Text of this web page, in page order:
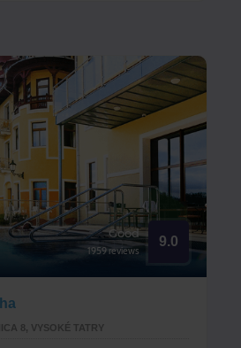
Good
1959 reviews
9.0
8, VYSOKÉ TATRY